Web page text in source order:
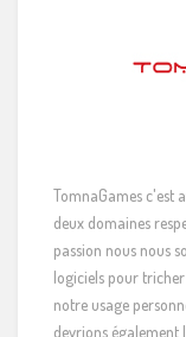
TomnaGames c'est
deux domaines
passion nous nous
logiciels pour
notre usage
devrions également